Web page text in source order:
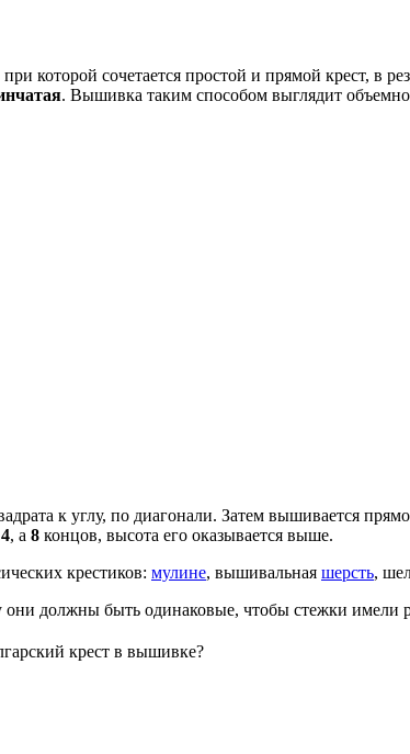
которой сочетается простой и прямой крест, в
. Вышивка таким способом выглядит
к углу, по диагонали. Затем вышивается
4, а 8 концов, высота его оказывается выше.
крестиков: мулине, вышивальная шерсть,
они должны быть одинаковые, чтобы стежки имели
крест в вышивке?